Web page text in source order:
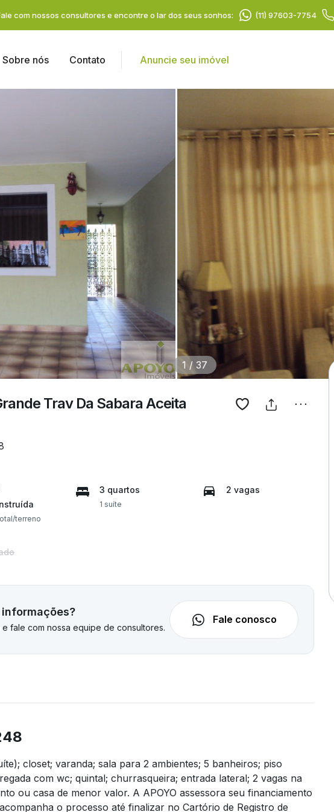
com nossos consultores e encontre o lar dos seus sonhos: (11) 97603-7754
Sobre nós Contato Anuncie seu imóvel
1 / 37
Trav Da Sabara Aceita
terreno
3 quartos
1 suíte
2 vagas
e fale com nossa equipe de consultores.
Fale conosco
closet; varanda; sala para 2 ambientes; 5 banheiros; piso
com wc; quintal; churrasqueira; entrada lateral; 2 vagas na
ou casa de menor valor. A APOYO assessora seu financiamento
o processo até finalizar no Cartório de Registro de